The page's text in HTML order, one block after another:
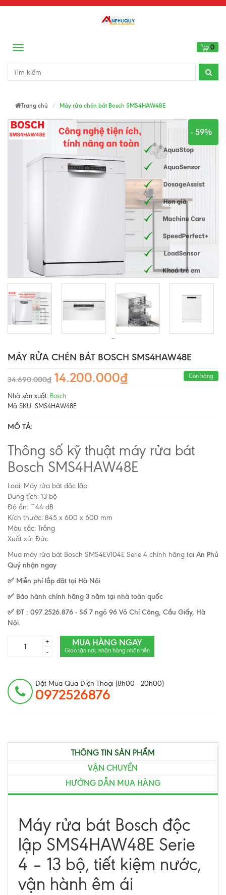
Menu 0
Trang chủ Máy rửa chén bát Bosch SMS4HAW48E
- 59%
MÁY RỬA CHÉN BÁT BOSCH SMS4HAW48E
34.690.000₫ 14.200.000₫ Còn hàng
Nhà sản xuất: Bosch
Mã SKU: SMS4HAW48E
MÔ TẢ:
Thông số kỹ thuật máy rửa bát
Bosch SMS4HAW48E
Loại: Máy rửa bát độc lập
Dung tích: 13 bộ
Độ ồn: ~44 dB
Kích thước: 845 x 600 x 600 mm
Màu sắc: Trắng
Xuất xứ: Đức
Mua máy rửa bát Bosch SMS4EVI04E Serie 4 chính hãng tại An Phú
Quý nhận ngay
✅ Miễn phí lắp đặt tại Hà Nội
✅ Bảo hành chính hãng 3 năm tại nhà toàn quốc
✅ ĐT : 097.2526.876 - Số 7 ngõ 96 Võ Chí Công, Cầu Giấy, Hà
Nội.
+
-
MUA HÀNG NGAY
Giao tận nơi, nhận hàng nhận tiền
Đặt Mua Qua Điện Thoại (8h00 - 20h00)
0972526876
THÔNG TIN SẢN PHẨM
VẬN CHUYỂN
HƯỚNG DẪN MUA HÀNG
Máy rửa bát Bosch độc
lập SMS4HAW48E Serie
4 – 13 bộ, tiết kiệm nước,
vận hành êm ái